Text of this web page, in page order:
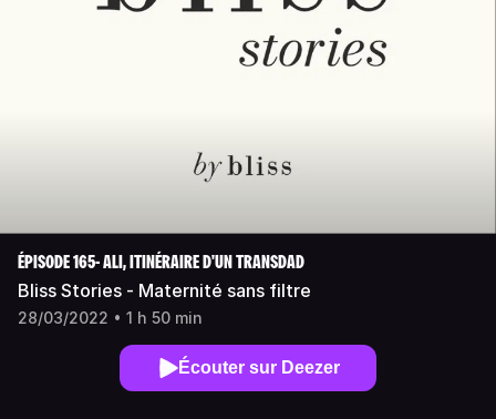
ÉPISODE 165- ALI, ITINÉRAIRE D'UN TRANSDAD
Bliss Stories - Maternité sans filtre
28/03/2022 • 1 h 50 min
Écouter sur Deezer